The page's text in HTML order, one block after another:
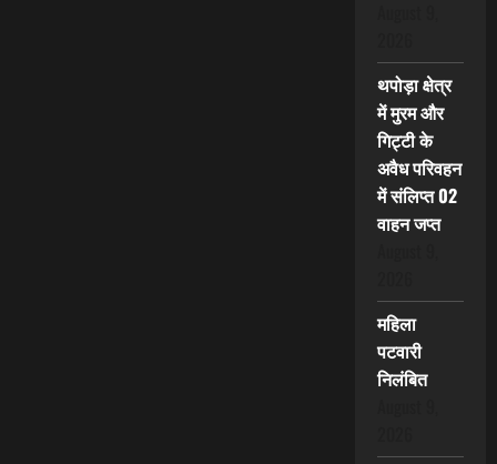
थपोड़ा क्षेत्र
में मुरम और
गिट्टी के
अवैध परिवहन
में संलिप्त 02
वाहन जप्त
महिला
पटवारी
निलंबित